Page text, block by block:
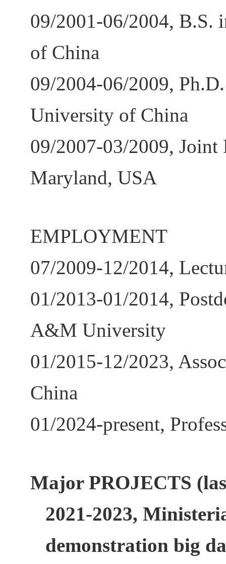
09/2001-06/2004, B.S.
of China
09/2004-06/2009,
University of China
09/2007-03/2009,
Maryland, USA
EMPLOYMENT
07/2009-12/2014,
01/2013-01/2014,
A&M University
01/2015-12/2023,
China
01/2024-present,
Major PROJECTS
2021-2023,
demonstration big